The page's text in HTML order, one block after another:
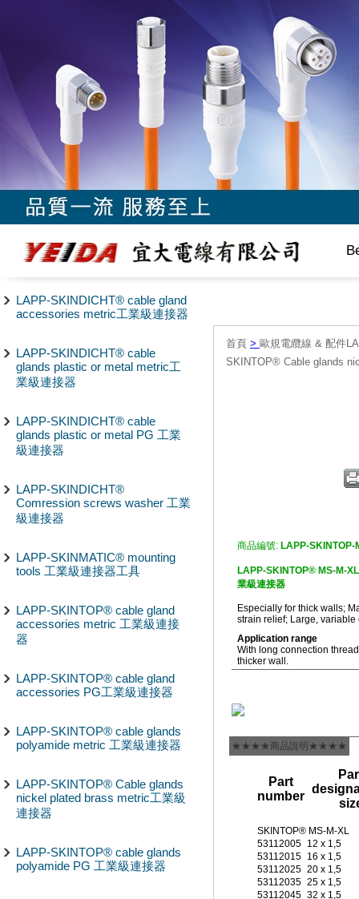
LAPP-SKINDICHT® cable gland
accessories metric工業級連接器
LAPP-SKINDICHT® cable
glands plastic or metal metric工
業級連接器
LAPP-SKINDICHT® cable
glands plastic or metal PG 工業
級連接器
LAPP-SKINDICHT®
Comression screws washer 工業
級連接器
LAPP-SKINMATIC® mounting
tools 工業級連接器工具
LAPP-SKINTOP® cable gland
accessories metric 工業級連接
器
LAPP-SKINTOP® cable gland
accessories PG工業級連接器
LAPP-SKINTOP® cable glands
polyamide metric 工業級連接器
LAPP-SKINTOP® Cable glands
nickel plated brass metric工業級
連接器
LAPP-SKINTOP® cable glands
polyamide PG 工業級連接器
首頁 > 歐規電纜線 & 配件
SKINTOP® Cable glands
商品編號: LAPP-SKINTOP-
LAPP-SKINTOP® MS-M-
業級連接器
Especially for thick walls;
strain relief; Large,
Application range
With long connection
thicker wall.
★★★★商品說明★★★★
Part
number
SKINTOP® MS-M-XL
53112005 12 x 1,5
53112015 16 x 1,5
53112025 20 x 1,5
53112035 25 x 1,5
53112045 32 x 1,5